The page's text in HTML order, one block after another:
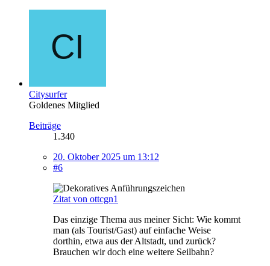
Citysurfer
Goldenes Mitglied
Beiträge
1.340
20. Oktober 2025 um 13:12
#6
Zitat von ottcgn1
Das einzige Thema aus meiner Sicht: Wie kommt
man (als Tourist/Gast) auf einfache Weise
dorthin, etwa aus der Altstadt, und zurück?
Brauchen wir doch eine weitere Seilbahn?